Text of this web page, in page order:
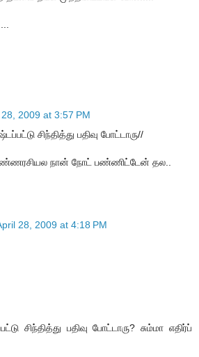
2009 at 3:57 PM
சிந்தித்து பதிவு போட்டாரு//
நான் நோட் பண்ணிட்டேன் தல..
28, 2009 at 4:18 PM
சிந்தித்து பதிவு போட்டாரு? சும்மா எதிர்ப்